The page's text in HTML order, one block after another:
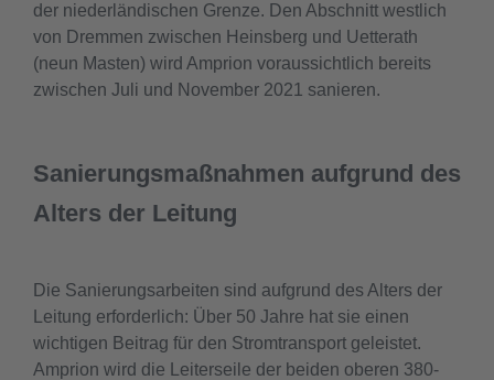
der niederländischen Grenze. Den Abschnitt westlich
von Dremmen zwischen Heinsberg und Uetterath
(neun Masten) wird Amprion voraussichtlich bereits
zwischen Juli und November 2021 sanieren.
Sanierungsmaßnahmen aufgrund des
Alters der Leitung
Die Sanierungsarbeiten sind aufgrund des Alters der
Leitung erforderlich: Über 50 Jahre hat sie einen
wichtigen Beitrag für den Stromtransport geleistet.
Amprion wird die Leiterseile der beiden oberen 380-